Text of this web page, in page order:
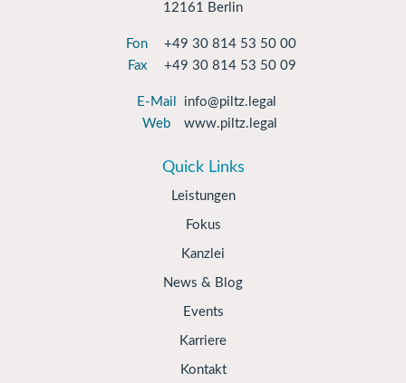
12161 Berlin
Fon
+49 30 814 53 50 00
Fax
+49 30 814 53 50 09
E-Mail
info@piltz.legal
Web
www.piltz.legal
Quick Links
Leistungen
Fokus
Kanzlei
News & Blog
Events
Karriere
Kontakt